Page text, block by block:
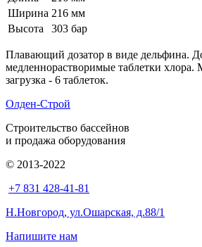
Ширина 216 мм
Высота
303 бар
Плавающий дозатор в виде дельфина.
медленнорастворимые таблетки хлора.
загрузка - 6 таблеток.
Олден-Строй
Строительство бассейнов
и продажа оборудования
© 2013-2022
+7 831 428-41-81
Н.Новгород, ул.Ошарская, д.88/1
Напишите нам